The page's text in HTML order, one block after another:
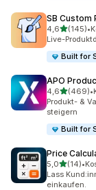
SB Custom
4,6von 5
(145)
145 •
Live-
Built for
APO
4,6von 5(469)
469 •
Produkt- &
steigern
Built for
Price
5,0von 5
(14)
14 •
Lass
einkaufen.